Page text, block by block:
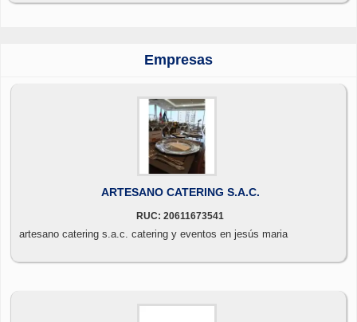
Empresas
ARTESANO CATERING S.A.C.
RUC: 20611673541
artesano catering s.a.c. catering y eventos en jesús maria